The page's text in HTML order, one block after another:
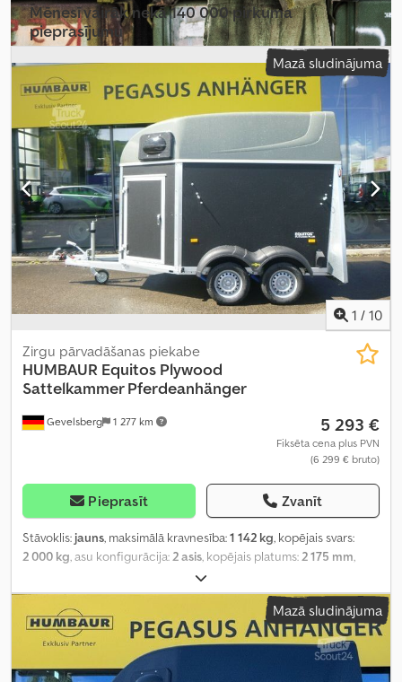
Mēnesī vairāk nekā 140 000 pirkuma
pieprasījumu
Izvēlēties tirgotāja paketiMazā sludinājuma
1 / 10
Gevelsberg 1 277 km
Zirgu pārvadāšanas piekabe
HUMBAUR Equitos Plywood
Sattelkammer Pferdeanhänger
5 293 €
Fiksēta cena plus PVN
(6 299 € bruto)
Pieprasīt Zvanīt
Stāvoklis: jauns, maksimālā kravnesība:1 142 kg, kopējais svars:
2 000 kg, asu konfigurācija:2 asis, kopējais platums:2 175 mm,
, Ražošanas gads:
paceļamais aizmugurējais borts,
Mazā sludinājuma